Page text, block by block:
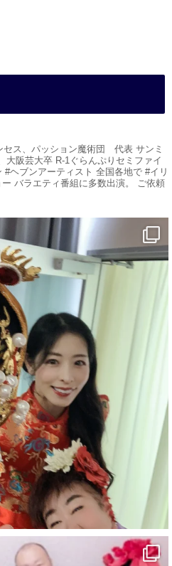
ションプリンセス【公式】
月
た
@YouTube
を言い合う
がいします
セス、パッション魔術団 代表 サンミ
大阪芸大卒 R-1ぐらんぷりセミファイ
#ヘブンアーティスト 全国各地で #イリ
バラエティ番組に多数出演。 ご依頼